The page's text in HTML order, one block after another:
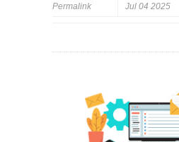
Permalink
Jul 04 2025